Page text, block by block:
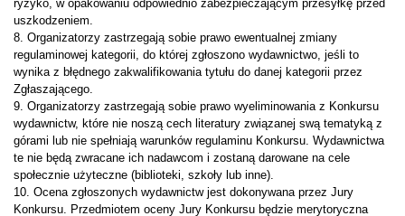
ryzyko, w opakowaniu odpowiednio zabezpieczającym przesyłkę przed
uszkodzeniem.
8. Organizatorzy zastrzegają sobie prawo ewentualnej zmiany
regulaminowej kategorii, do której zgłoszono wydawnictwo, jeśli to
wynika z błędnego zakwalifikowania tytułu do danej kategorii przez
Zgłaszającego.
9. Organizatorzy zastrzegają sobie prawo wyeliminowania z Konkursu
wydawnictw, które nie noszą cech literatury związanej swą tematyką z
górami lub nie spełniają warunków regulaminu Konkursu. Wydawnictwa
te nie będą zwracane ich nadawcom i zostaną darowane na cele
społecznie użyteczne (biblioteki, szkoły lub inne).
10. Ocena zgłoszonych wydawnictw jest dokonywana przez Jury
Konkursu. Przedmiotem oceny Jury Konkursu będzie merytoryczna